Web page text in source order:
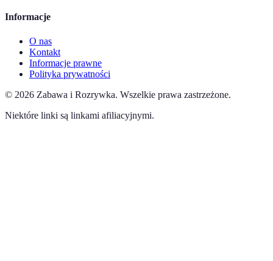
Informacje
O nas
Kontakt
Informacje prawne
Polityka prywatności
© 2026 Zabawa i Rozrywka. Wszelkie prawa zastrzeżone.
Niektóre linki są linkami afiliacyjnymi.